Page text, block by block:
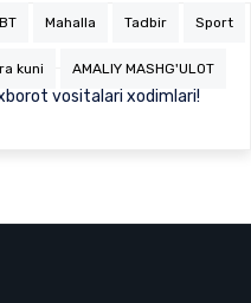
vositalari xodimlari!
Mahalla Tadbir Sport
kuni AMALIY MASHG'ULOT